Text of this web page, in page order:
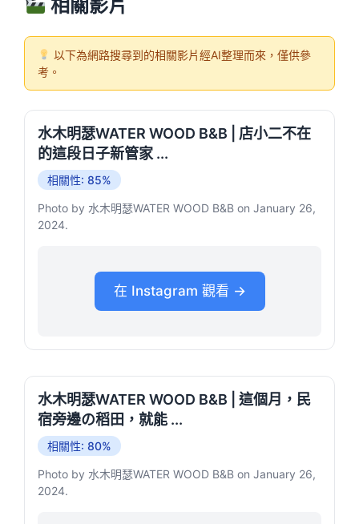
相關影片
以下為網路搜尋到的相關影片經AI整理而來，僅供參
考。
水木明瑟WATER WOOD B&B | 店小二不在
的這段日子新管家 ...
相關性: 85%
Photo by 水木明瑟WATER WOOD B&B on January 26,
2024.
在 Instagram 觀看 →
水木明瑟WATER WOOD B&B | 這個月，民
宿旁邊の稻田，就能 ...
相關性: 80%
Photo by 水木明瑟WATER WOOD B&B on January 26,
2024.